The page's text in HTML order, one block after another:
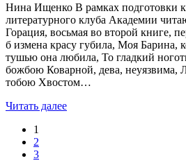
Нина Ищенко В рамках подготовки
литературного клуба Академии
Горация, восьмая во второй книге,
б измена красу губила, Моя Барина,
тушью она любила, ‎То гладкий
божбою Коварной, дева, неуязвима,
тобою ‎Хвостом…
Читать далее
1
2
3